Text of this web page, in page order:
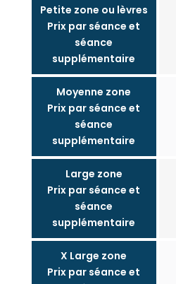
Petite zone ou lèvres
Prix par séance et
séance
supplémentaire
Moyenne zone
Prix par séance et
séance
supplémentaire
Large zone
Prix par séance et
séance
supplémentaire
X Large zone
Prix par séance et